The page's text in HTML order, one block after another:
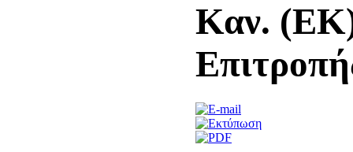
Καν.